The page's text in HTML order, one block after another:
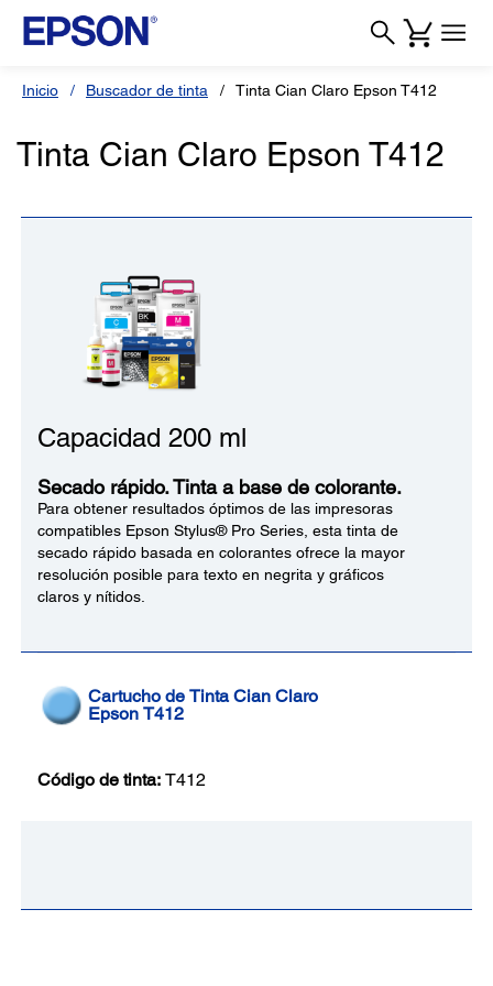
Inicio Buscador de tinta Tinta Cian Claro Epson T412
Tinta Cian Claro Epson T412
Capacidad 200 ml
Secado rápido. Tinta a base de colorante.
Para obtener resultados óptimos de las impresoras
compatibles Epson Stylus® Pro Series, esta tinta de
secado rápido basada en colorantes ofrece la mayor
resolución posible para texto en negrita y gráficos
claros y nítidos.
Cartucho de Tinta Cian Claro
Epson T412
Código de tinta: T412